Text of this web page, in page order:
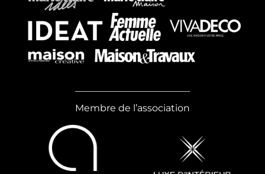
Membre de l’association